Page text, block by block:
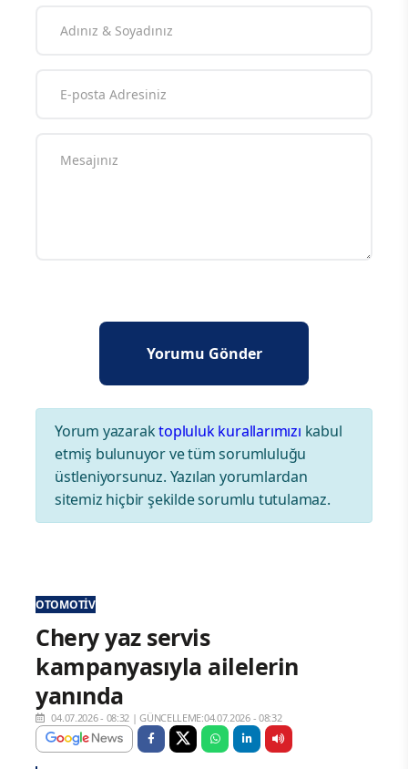
Yorum yazaraktopluluk kurallarımızı kabul
etmiş bulunuyor ve tüm sorumluluğu
üstleniyorsunuz. Yazılan yorumlardan
sitemiz hiçbir şekilde sorumlu tutulamaz.
OTOMOTIV
Chery yaz servis
kampanyasıyla ailelerin
yanında
04.07.2026 - 08:32 |GÜNCELLEME:04.07.2026 - 08:32